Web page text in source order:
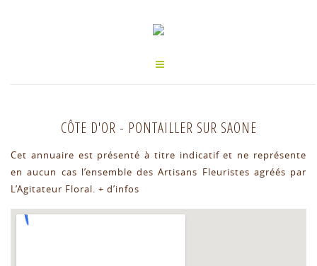
CÔTE D'OR - PONTAILLER SUR SAONE
Cet annuaire est présenté à titre indicatif et ne représente
en aucun cas l’ensemble des Artisans Fleuristes agréés par
L’Agitateur Floral. + d’infos